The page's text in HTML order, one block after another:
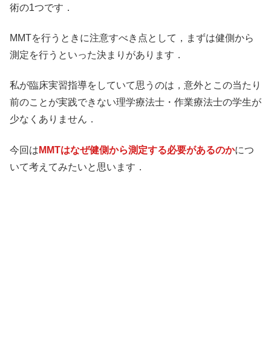
術の1つです．
MMTを行うときに注意すべき点として，まずは健側から
測定を行うといった決まりがあります．
私が臨床実習指導をしていて思うのは，意外とこの当たり
前のことが実践できない理学療法士・作業療法士の学生が
少なくありません．
今回は MMTはなぜ健側から測定する必要があるのかにつ
いて考えてみたいと思います．